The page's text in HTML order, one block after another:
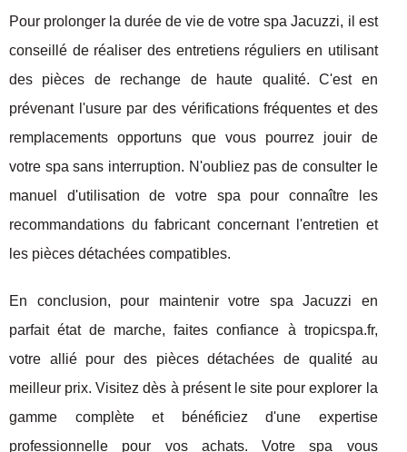
Pour prolonger la durée de vie de votre spa Jacuzzi, il est
conseillé de réaliser des entretiens réguliers en utilisant
des pièces de rechange de haute qualité. C'est en
prévenant l'usure par des vérifications fréquentes et des
remplacements opportuns que vous pourrez jouir de
votre spa sans interruption. N'oubliez pas de consulter le
manuel d'utilisation de votre spa pour connaître les
recommandations du fabricant concernant l'entretien et
les pièces détachées compatibles.
En conclusion, pour maintenir votre spa Jacuzzi en
parfait état de marche, faites confiance à tropicspa.fr,
votre allié pour des pièces détachées de qualité au
meilleur prix. Visitez dès à présent le site pour explorer la
gamme complète et bénéficiez d'une expertise
professionnelle pour vos achats. Votre spa vous